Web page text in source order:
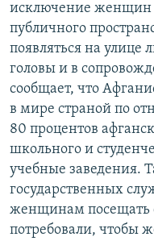
исключение женщин
публичного
появляться на улице
головы и в
сообщает, что
в мире страной по
80 процентов
школьного и
учебные заведения.
государственных
женщинам посещать
потребовали, чтобы